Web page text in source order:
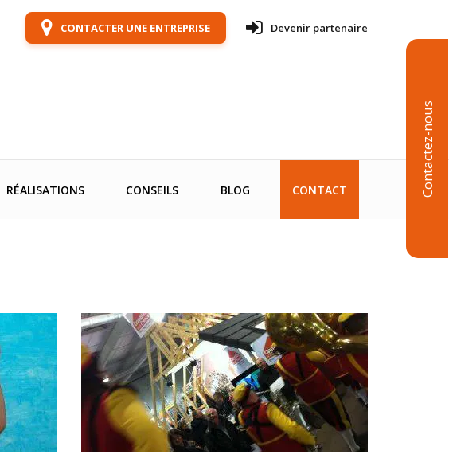
Contactez-nous
CONTACTER UNE ENTREPRISE Devenir partenaire
RÉALISATIONS CONSEILS BLOG CONTACT